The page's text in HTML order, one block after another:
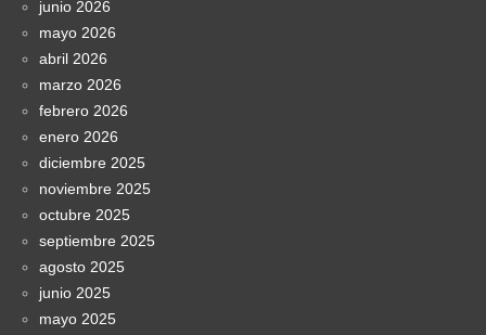
junio 2026
mayo 2026
abril 2026
marzo 2026
febrero 2026
enero 2026
diciembre 2025
noviembre 2025
octubre 2025
septiembre 2025
agosto 2025
junio 2025
mayo 2025